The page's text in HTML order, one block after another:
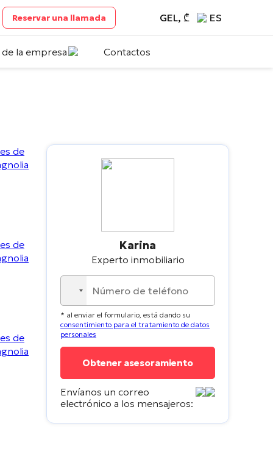
Reservar una llamada GEL, ₾ ES
la empresa Contactos
Karina
Experto inmobiliario
No
country
selected
* al enviar el formulario, está dando su
consentimiento para el tratamiento de datos
personales
Envíanos un correo
electrónico a los mensajeros: